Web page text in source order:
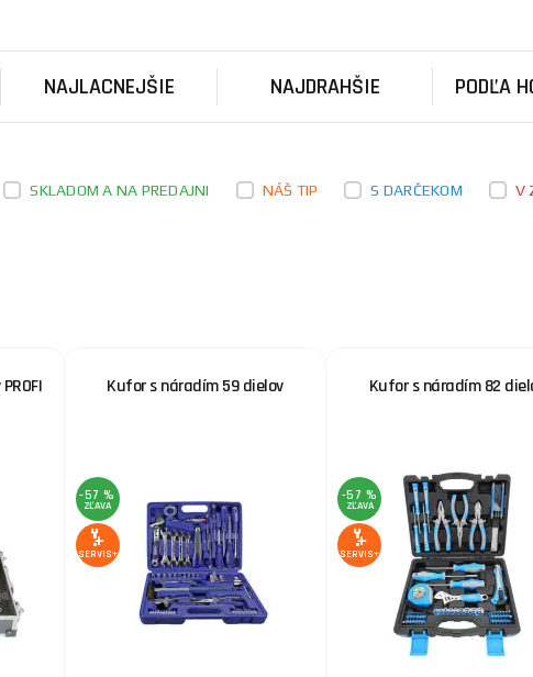
NAJLACNEJŠIE NAJDRAHŠIE PODĽA
SKLADOM A NA PREDAJNI NÁŠ TIP S DARČEKOM V
Kufor s náradím 59 dielov
-57 %
ZĽAVA
SERVIS+
Kufor s náradím 82
-57 %
ZĽAVA
SERVIS+